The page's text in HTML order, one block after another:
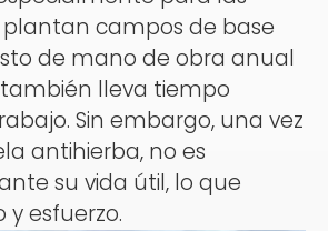
campos de base
de mano de obra anual
lleva tiempo
Sin embargo, una vez
antihierba, no es
su vida útil, lo que
esfuerzo.